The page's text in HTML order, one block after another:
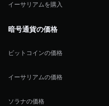
イーサリアムを購入
暗号通貨の価格
ビットコインの価格
イーサリアムの価格
ソラナの価格